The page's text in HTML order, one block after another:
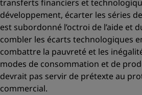
transferts financiers et
développement, écarter les séries
est subordonné l’octroi de l’aide et
combler les écarts technologiques
combattre la pauvreté et les
modes de consommation et de
devrait pas servir de prétexte au
commercial.